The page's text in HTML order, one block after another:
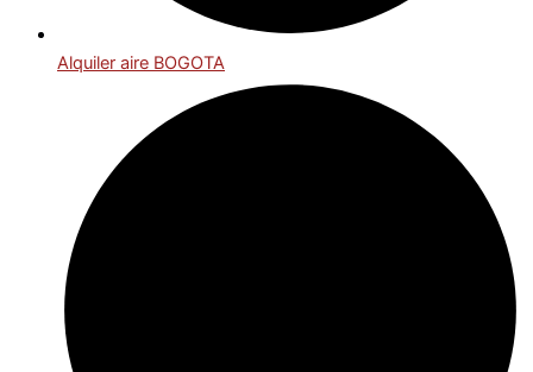
Alquiler aire BOGOTA